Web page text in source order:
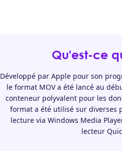
Qu'est-ce
Développé par Apple pour son
le format MOV a été lancé au
conteneur polyvalent pour les
format a été utilisé sur diverses
lecture via Windows Media
lecteur